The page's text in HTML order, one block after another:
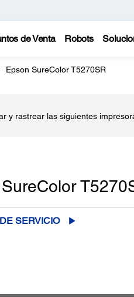
de Venta Robots
Epson SureColor T5270SR
y rastrear las siguientes
SERVICIO